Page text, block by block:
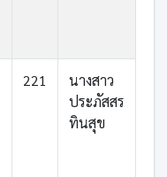
221
นางสาว
ประภัสสร
ทินสุข